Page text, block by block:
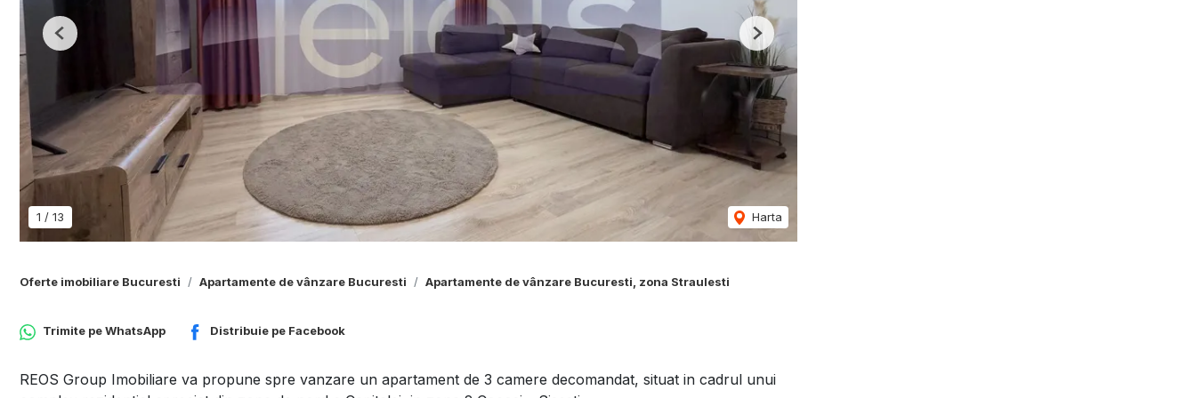
1 / 13 Harta
Previous Next
Oferte imobiliare Bucuresti Apartamente de vânzare Bucuresti Apartamente de vânzare Bucuresti, zona Straulesti
Trimite peWhatsApp Distribuie pe Facebook
REOS Group Imobiliare va propune spre vanzare un apartament de 3 camere decomandat, situat in cadrul unui